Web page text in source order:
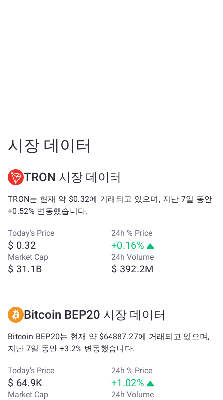
시장 데이터
TRON 시장 데이터
TRON는 현재 약 $0.32에 거래되고 있으며, 지난 7일 동안
+0.52% 변동했습니다.
Today’s Price
$ 0.32
24h % Price
+0.16%
Market Cap
$ 31.1B
24h Volume
$ 392.2M
Bitcoin BEP20 시장 데이터
Bitcoin BEP20는 현재 약 $64887.27에 거래되고 있으며,
지난 7일 동안 +3.2% 변동했습니다.
Today’s Price
$ 64.9K
24h % Price
+1.02%
Market Cap 24h Volume